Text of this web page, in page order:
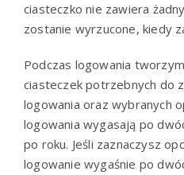
ciasteczko nie zawiera
zostanie wyrzucone, kiedy
Podczas logowania
ciasteczek potrzebnych do
logowania oraz wybranych
logowania wygasają po
po roku. Jeśli zaznaczysz
logowanie wygaśnie po